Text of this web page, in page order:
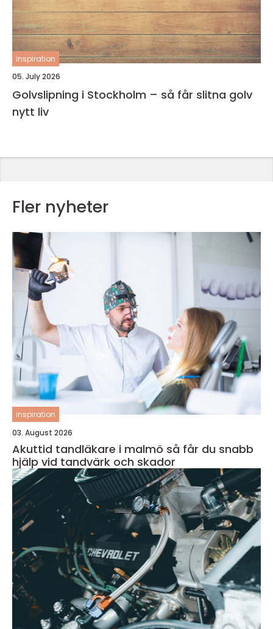
inspiration
05. July 2026
Golvslipning i Stockholm – så får slitna golv
nytt liv
Fler nyheter
inspiration
03. August 2026
Akuttid tandläkare i malmö så får du snabb
hjälp vid tandvärk och skador